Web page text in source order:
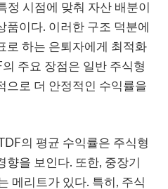
정 시점에 맞춰 자산 배분이
이다. 이러한 구조 덕분에
로 하는 은퇴자에게 최적화
주요 장점은 일반 주식형
으로 더 안정적인 수익률을
의 평균 수익률은 주식형
을 보인다. 또한, 중장기
메리트가 있다. 특히, 주식